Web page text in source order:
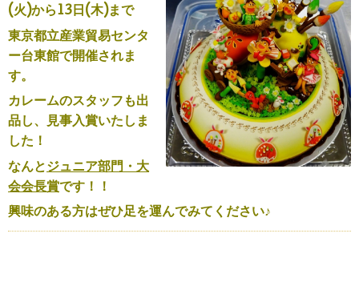
(火)から13日(木)まで
東京都立産業貿易センタ
ー台東館で開催されま
す。
カレームのスタッフも出
品し、見事入賞いたしま
した！
なんとジュニア部門・大
会会長賞です！！
興味のある方はぜひ足を運んでみてください♪